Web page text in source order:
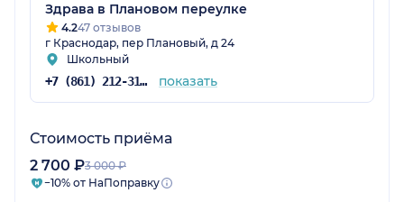
Здрава в Плановом переулке
4.247 отзывов
г Краснодар, пер Плановый, д 24
Школьный
+7 (861) 212-31-28 показать
Стоимость приёма
2 700 ₽3 000 ₽
−10% от НаПоправку